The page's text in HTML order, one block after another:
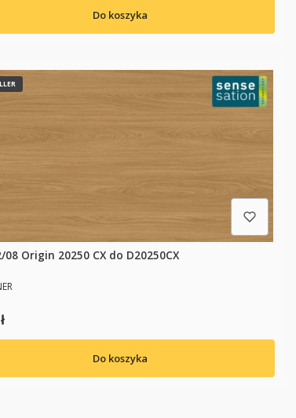
Do koszyka
ABS 22/08 Origin 20250 CX do D20250CX
Do koszyka